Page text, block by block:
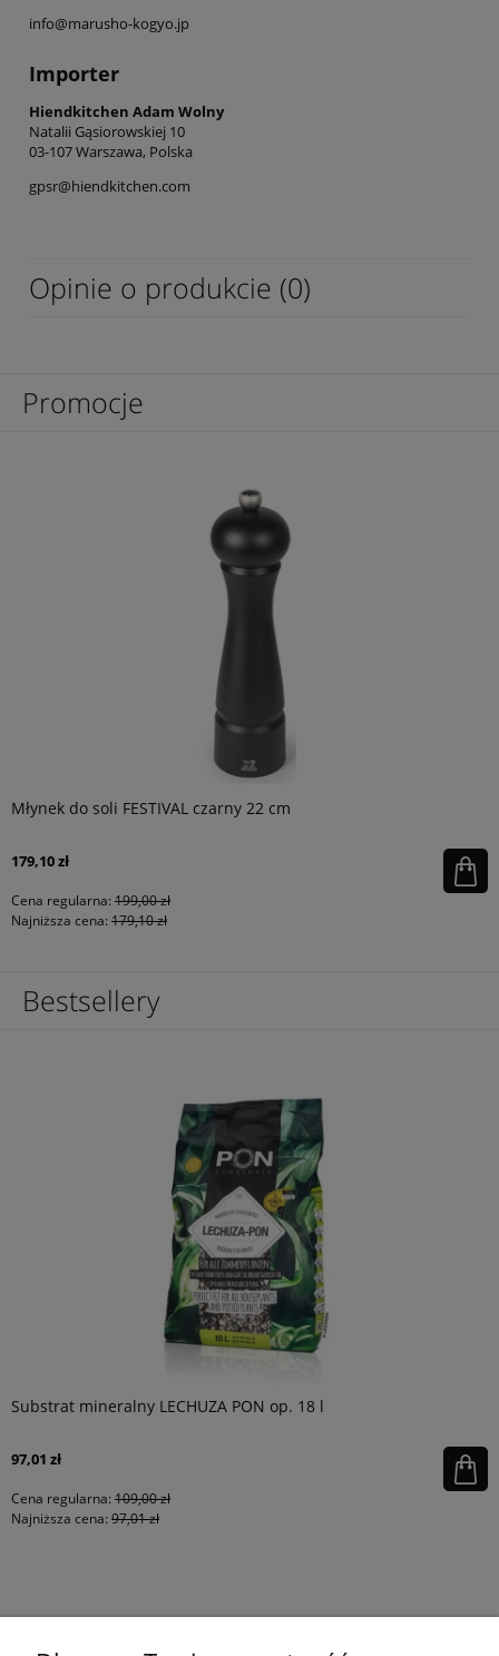
info@marusho-kogyo.jp
Importer
Hiendkitchen Adam Wolny
Natalii Gąsiorowskiej 10
03-107 Warszawa, Polska
gpsr@hiendkitchen.com
Opinie o produkcie (0)
Promocje
Młynek do soli FESTIVAL czarny 22 cm
179,10 zł
Cena regularna: 199,00 zł
Najniższa cena: 179,10 zł
Bestsellery
Substrat mineralny LECHUZA PON op. 18 l
97,01 zł
Cena regularna: 109,00 zł
Najniższa cena: 97,01 zł